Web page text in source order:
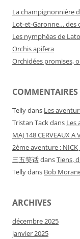
La champignonnière
Lot-et-Garonne… des
Les nymphéas de
Orchis apifera
Orchidées promises,
COMMENTAIRES
Tellydans Les
Tristan Tackdans Les
MAJ 148 CERVEAUX
2ème aventure : NICK
三五笑话dansTiens,
Tellydans Bob
ARCHIVES
décembre 2025
janvier 2025